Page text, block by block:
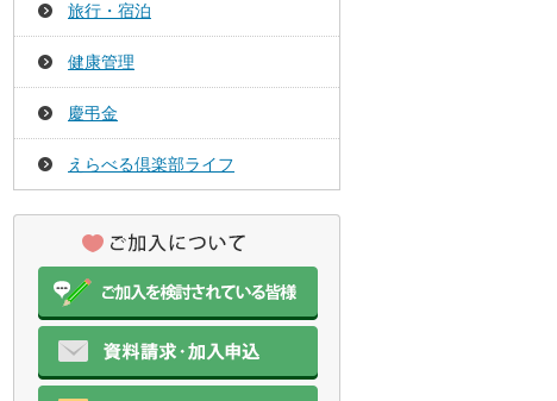
旅行・宿泊
健康管理
慶弔金
えらべる倶楽部ライフ